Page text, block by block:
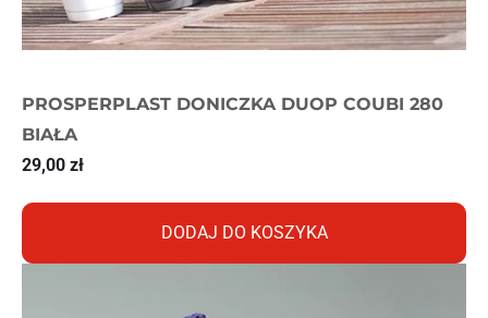
PROSPERPLAST DONICZKA DUOP COUBI 280
BIAŁA
29,00 zł
DODAJ DO KOSZYKA